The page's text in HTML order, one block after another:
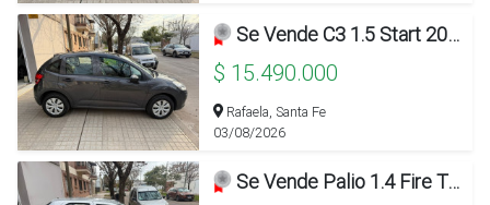
Se Vende C3 1.5 Start 2016 Con 80.000km!!!
$ 15.490.000
Rafaela, Santa Fe
03/08/2026
Se Vende Palio 1.4 Fire Top Seg. 2015!!!